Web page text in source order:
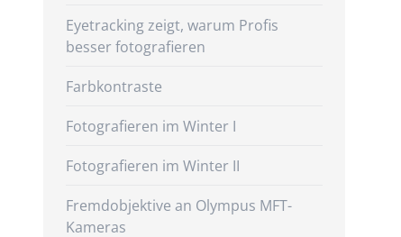
Eyetracking zeigt, warum Profis
besser fotografieren
Farbkontraste
Fotografieren im Winter I
Fotografieren im Winter II
Fremdobjektive an Olympus MFT-
Kameras